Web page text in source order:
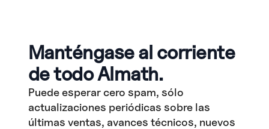
Manténgase al corriente
de todo Almath.
Puede esperar cero spam, sólo
actualizaciones periódicas sobre las
últimas ventas, avances técnicos, nuevos